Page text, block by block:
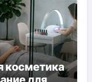
косметика